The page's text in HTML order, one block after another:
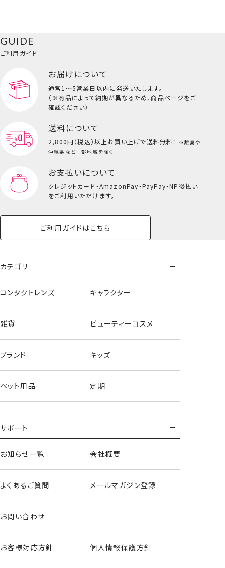
GUIDE
ご利用ガイド
お届けについて
通常1～5営業日以内に発送いたします。
（※商品によって納期が異なるため、商品ページをご
確認ください）
送料について
2,800円（税込）以上お買い上げで送料無料！
※離島や
沖縄県など一部地域を除く
お支払いについて
クレジットカード・AmazonPay・PayPay・NP後払い
をご利用いただけます。
ご利用ガイドはこちら
カテゴリ
コンタクトレンズ キャラクター
雑貨 ビューティーコスメ
ブランド キッズ
ペット用品 定期
サポート
お知らせ一覧 会社概要
よくあるご質問 メールマガジン登録
お問い合わせ
お客様対応方針 個人情報保護方針